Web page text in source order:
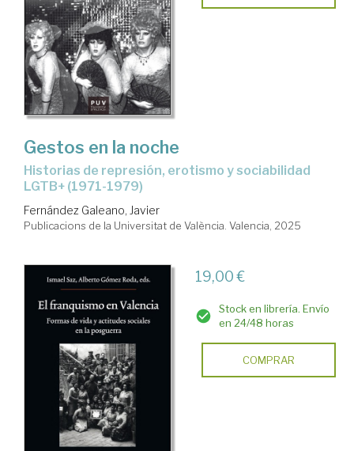
Gestos en la noche
Historias de represión, erotismo y sociabilidad
LGTB+ (1971-1979)
Fernández Galeano, Javier
Publicacions de la Universitat de València. Valencia, 2025
19,00 €
Stock en librería. Envío
en 24/48 horas
COMPRAR